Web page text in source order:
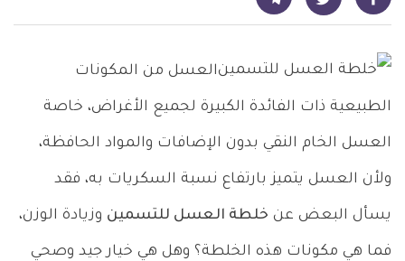
العسل من المكونات
الطبيعية ذات الفائدة الكبيرة لجميع الأغراض، خاصة
العسل الخام النقي بدون الإضافات والمواد الحافظة،
ولأن العسل يتميز بارتفاع نسبة السكريات به، فقد
يسأل البعض عن خلطة العسل للتسمين وزيادة الوزن،
فما هي مكونات هذه الخلطة؟ وهل هي خيار جيد وصحي